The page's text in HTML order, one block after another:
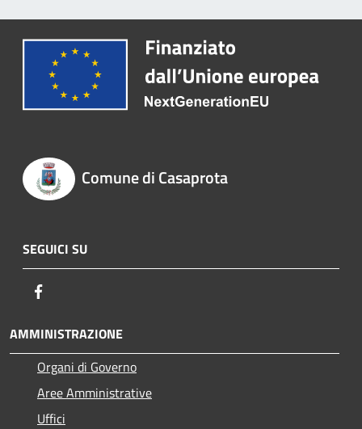
Comune di Casaprota
SEGUICI SU
AMMINISTRAZIONE
Organi di Governo
Aree Amministrative
Uffici